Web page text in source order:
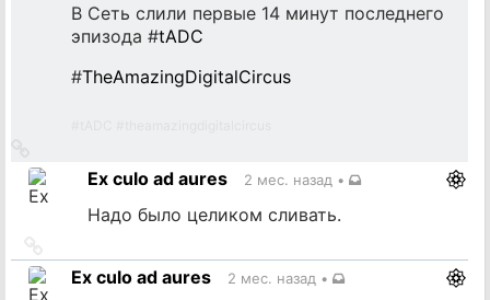
В Сеть слили первые 14 минут последнего
эпизода #tADC
#TheAmazingDigitalCircus
на
источникEx culo ad aures 2 мес. назад •
Надо было целиком сливать.
на
источник
Ex culo ad aures 2 мес. назад •